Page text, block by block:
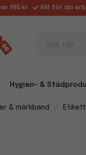
995 kr Allt för din
Hygien- &
& märkband